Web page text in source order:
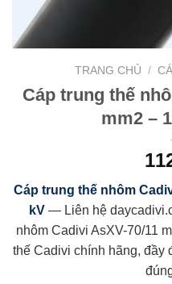
TRANG CHỦ /
Cáp trung thế
mm2 –
Cáp trung thế nhôm
kV— Liên hệ
nhôm Cadivi AsXV-70/11
thế Cadivi chính hãng, đầy